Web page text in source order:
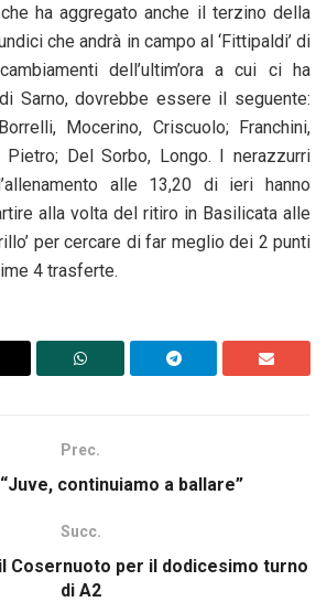
ha aggregato anche il terzino della
che andrà in campo al ‘Fittipaldi’ di
dell’ultim’ora a cui ci ha
Sarno, dovrebbe essere il seguente:
Mocerino, Criscuolo; Franchini,
Pietro; Del Sorbo, Longo. I nerazzurri
alle 13,20 di ieri hanno
alla volta del ritiro in Basilicata alle
per cercare di far meglio dei 2 punti
4 trasferte.
Prec.
continuiamo a ballare”
Succ.
Cosernuoto per il dodicesimo turno
di A2